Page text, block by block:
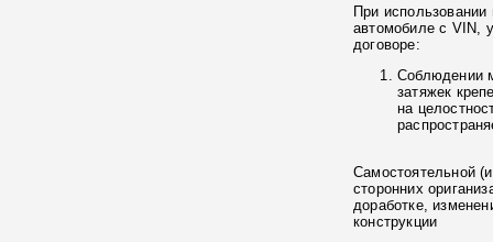
При использовании
автомобиле с VIN,
договоре:
Соблюдении
затяжек
на
Самостоятельной
сторонних
доработке,
конструкции